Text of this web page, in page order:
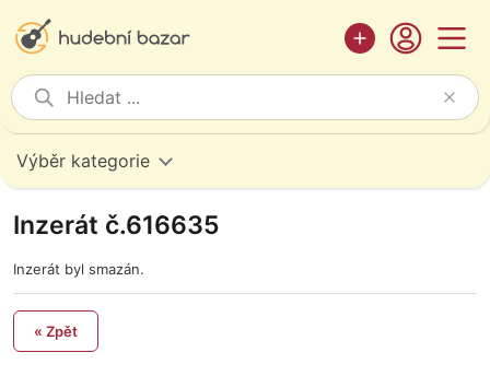
Výběr kategorie
Inzerát č.616635
Inzerát byl smazán.
« Zpět